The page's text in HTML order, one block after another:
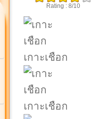
Rating : 8/10
เกาะเชือก
เกาะเชือก